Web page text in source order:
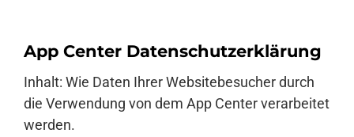
App Center Datenschutzerklärung
Inhalt: Wie Daten Ihrer Websitebesucher durch
die Verwendung von dem App Center verarbeitet
werden.